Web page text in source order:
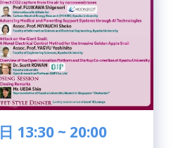
13:30 ~ 20:00